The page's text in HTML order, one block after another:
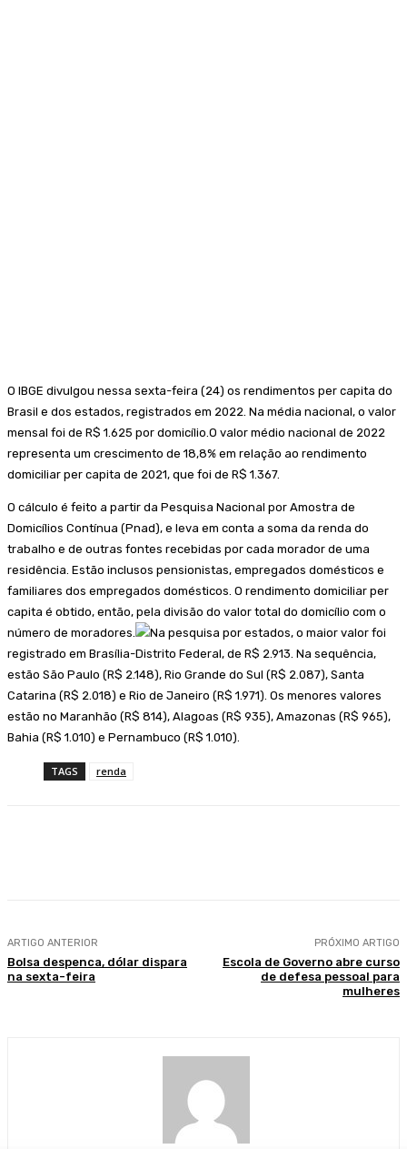
O IBGE divulgou nessa sexta-feira (24) os rendimentos per capita do
Brasil e dos estados, registrados em 2022. Na média nacional, o valor
mensal foi de R$ 1.625 por domicílio.O valor médio nacional de 2022
representa um crescimento de 18,8% em relação ao rendimento
domiciliar per capita de 2021, que foi de R$ 1.367.
O cálculo é feito a partir da Pesquisa Nacional por Amostra de
Domicílios Contínua (Pnad), e leva em conta a soma da renda do
trabalho e de outras fontes recebidas por cada morador de uma
residência. Estão inclusos pensionistas, empregados domésticos e
familiares dos empregados domésticos. O rendimento domiciliar per
capita é obtido, então, pela divisão do valor total do domicílio com o
número de moradores.
Na pesquisa por estados, o maior valor foi
registrado em Brasília-Distrito Federal, de R$ 2.913. Na sequência,
estão São Paulo (R$ 2.148), Rio Grande do Sul (R$ 2.087), Santa
Catarina (R$ 2.018) e Rio de Janeiro (R$ 1.971). Os menores valores
estão no Maranhão (R$ 814), Alagoas (R$ 935), Amazonas (R$ 965),
Bahia (R$ 1.010) e Pernambuco (R$ 1.010).
TAGS renda
ARTIGO ANTERIOR
Bolsa despenca, dólar dispara
na sexta-feira
PRÓXIMO ARTIGO
Escola de Governo abre curso
de defesa pessoal para
mulheres